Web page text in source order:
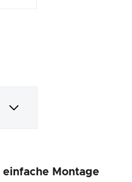
einfache Montage